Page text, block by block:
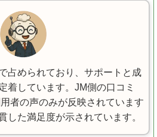
占められており、サポートと成
着しています。JM側の口コミ
者の声のみが反映されています
した満足度が示されています。